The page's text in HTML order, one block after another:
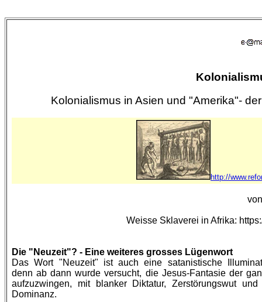
Kolonialismus in Asien und "Amerika"-
http://
Weisse Sklaverei in Afrika:
Die "Neuzeit"? - Eine weiteres grosses Lügenwort
Das Wort "Neuzeit" ist auch eine satanistische
denn ab dann wurde versucht, die Jesus-Fantasie der
aufzuzwingen, mit blanker Diktatur, Zerstörungswut und
Dominanz.